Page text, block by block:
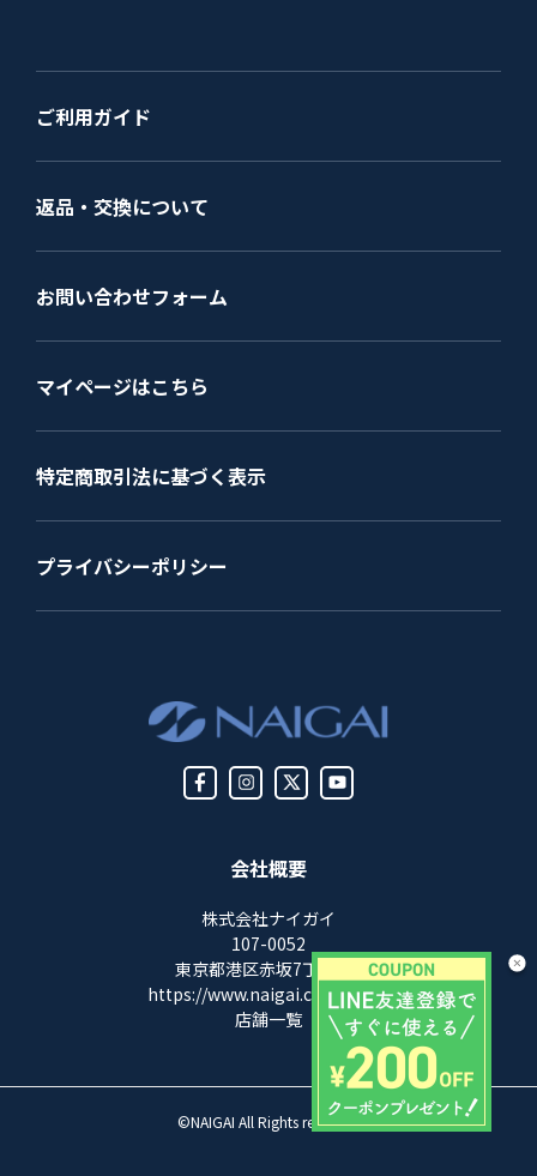
会社概要
株式会社ナイガイ
107-0052
東京都港区赤坂7丁目8-5
https://www.naigai.co.jp/corp/
店舗一覧
ご利用ガイド
返品・交換について
お問い合わせフォーム
マイページはこちら
特定商取引法に基づく表示
プライバシーポリシー
©NAIGAI All Rights reserved.